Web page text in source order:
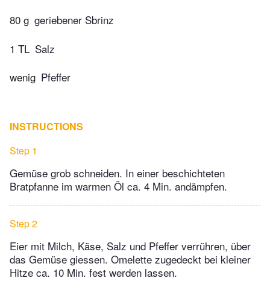
80 g geriebener Sbrinz
1 TL Salz
wenig Pfeffer
INSTRUCTIONS
Step 1
Gemüse grob schneiden. In einer beschichteten
Bratpfanne im warmen Öl ca. 4 Min. andämpfen.
Step 2
Eier mit Milch, Käse, Salz und Pfeffer verrühren, über
das Gemüse giessen. Omelette zugedeckt bei kleiner
Hitze ca. 10 Min. fest werden lassen.